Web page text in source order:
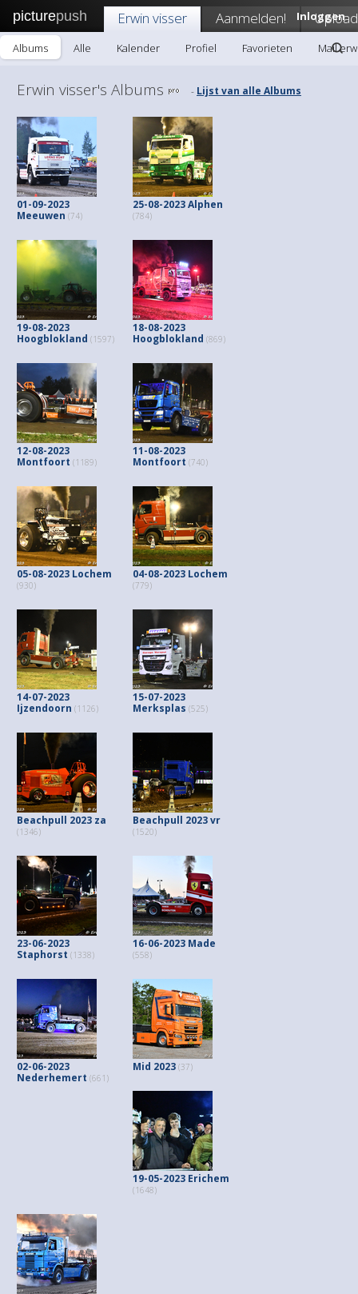
picturepush Inloggen
Erwin visser Aanmelden! Upload
Albums Alle Kalender Profiel Favorieten Mail
Erwin visser's Albums - Lijst van alle Albums
01-09-2023
Meeuwen (74)
25-08-2023 Alphen
(784)
19-08-2023
Hoogblokland (1597)
18-08-2023
Hoogblokland (869)
12-08-2023
Montfoort (1189)
11-08-2023
Montfoort (740)
05-08-2023 Lochem
(930)
04-08-2023 Lochem
(779)
14-07-2023
Ijzendoorn (1126)
15-07-2023
Merksplas (525)
Beachpull 2023 za
(1346)
Beachpull 2023 vr
(1520)
23-06-2023
Staphorst (1338)
16-06-2023 Made
(558)
02-06-2023
Nederhemert (661)
Mid 2023 (37)
19-05-2023 Erichem
(1648)